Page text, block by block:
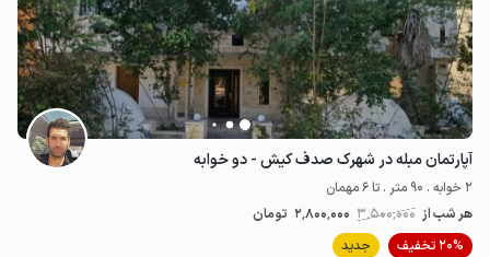
آپارتمان مبله در شهرک صدف کیش - دو خوابه
2 خوابه . 90 متر . تا 6 مهمان
هر شب از 3٬500٬000 2٬800٬000 تومان
20% تخفیف
جدید